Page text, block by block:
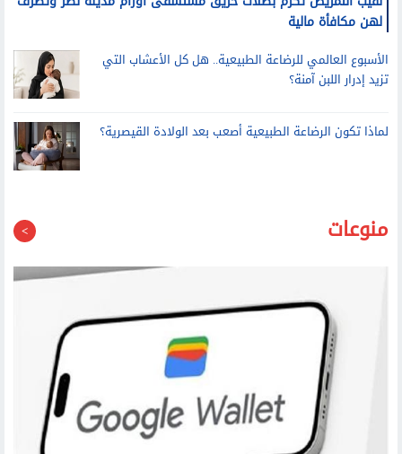
نقيب التمريض تكرّم بطلات حريق مستشفى أورام مدينة نصر وتصرف
لهن مكافأة مالية
الأسبوع العالمي للرضاعة الطبيعية.. هل كل الأعشاب التي
تزيد إدرار اللبن آمنة؟
لماذا تكون الرضاعة الطبيعية أصعب بعد الولادة القيصرية؟
منوعات